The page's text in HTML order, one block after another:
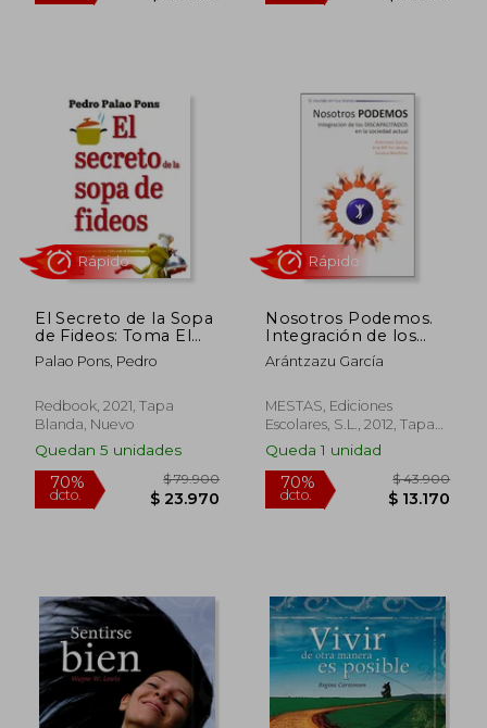
70%
dcto.
$ 94.900
$ 28.470
70%
dcto.
El Secreto de la Sopa
de Fideos: Toma El
Control de Tu Vida
Con El Coaching
Palao Pons, Pedro
Redbook, 2021, Tapa
Blanda, Nuevo
Quedan 5 unidades
Rápido
Nosotros Podemos.
Integración de los
Discapacitados en la
sociedad actual (El
Arántzazu García
MESTAS, Ediciones
Escolares, S.L., 2012, Tapa
Blanda, Nuevo
Queda 1 unidad
Rápido